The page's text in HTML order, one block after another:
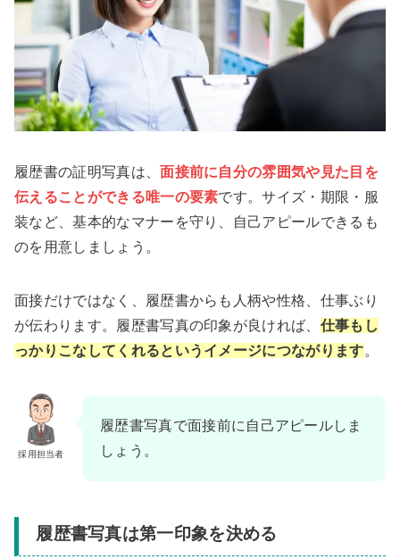
履歴書の証明写真は、 面接前に自分の雰囲気や見た目を
伝えることができる唯一の要素です。サイズ・期限・服
装など、基本的なマナーを守り、自己アピールできるも
のを用意しましょう。
面接だけではなく、履歴書からも人柄や性格、仕事ぶり
が伝わります。履歴書写真の印象が良ければ、 仕事もし
っかりこなしてくれるというイメージにつながります。
採用担当者
履歴書写真で面接前に自己アピールしま
しょう。
履歴書写真は第一印象を決める